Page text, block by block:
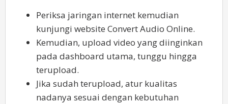
Periksa jaringan internet kemudian
kunjungi website Convert Audio Online.
Kemudian, upload video yang diinginkan
pada dashboard utama, tunggu hingga
terupload.
Jika sudah terupload, atur kualitas
nadanya sesuai dengan kebutuhan